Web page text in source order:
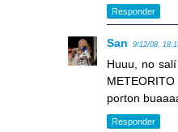
Responder
San 9/12/08,
Huuu, no
porton
Responder